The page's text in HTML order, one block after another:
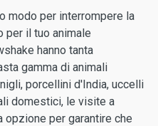
modo per interrompere la
per il tuo animale
hanno tanta
gamma di animali
porcellini d'India, uccelli
domestici, le visite a
opzione per garantire che